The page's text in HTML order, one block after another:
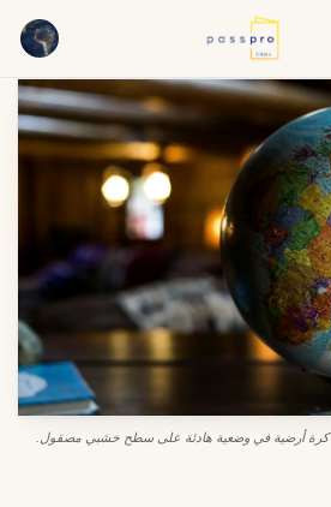
EN English
AR العربية
Français
Русский
中文
Türkçe
كرة أرضية في وضعية هادئة على سطح خشبي مصقول.